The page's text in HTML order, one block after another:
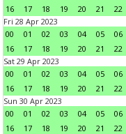
16
17 18 19 20 21 22
Fri 28 Apr 2023
00
01 02 03 04 05 06
16
17 18 19 20 21 22
Sat 29 Apr 2023
00
01 02 03 04 05 06
16
17 18 19 20 21 22
Sun 30 Apr 2023
00
01 02 03 04 05 06
16
17 18 19 20 21 22